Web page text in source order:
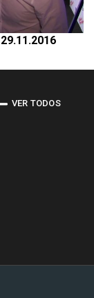
VER TODOS